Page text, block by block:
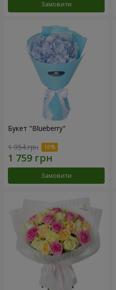
Замовити
Букет "Blueberry"
1 954 грн
Замовити